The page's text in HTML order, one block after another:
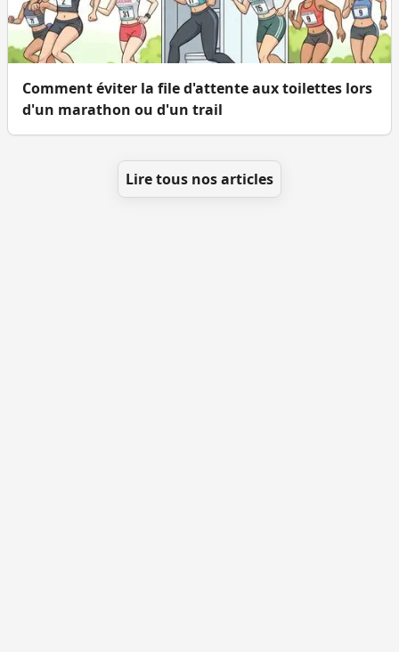
Comment éviter la file d'attente aux toilettes lors
d'un marathon ou d'un trail
Lire tous nos articles